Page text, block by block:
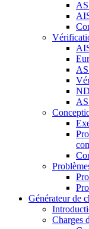
AS
Générateur de
Charges